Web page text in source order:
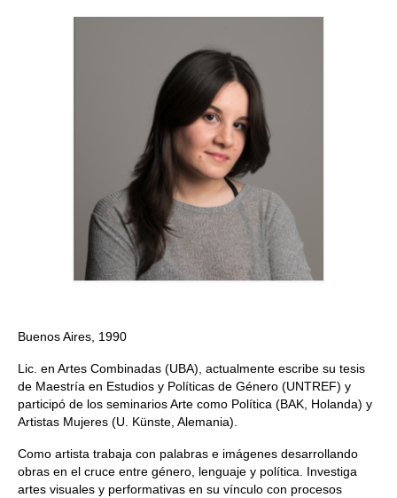
Buenos Aires, 1990
Lic. en Artes Combinadas (UBA), actualmente escribe su tesis
de Maestría en Estudios y Políticas de Género (UNTREF) y
participó de los seminarios Arte como Política (BAK, Holanda) y
Artistas Mujeres (U. Künste, Alemania).
Como artista trabaja con palabras e imágenes desarrollando
obras en el cruce entre género, lenguaje y política. Investiga
artes visuales y performativas en su vínculo con procesos